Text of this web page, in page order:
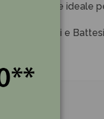
creazione ideale
Comunioni e